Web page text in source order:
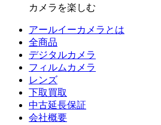
カメラを楽しむ
アールイーカメラとは
全商品
デジタルカメラ
フィルム カメラ
レンズ
下取買取
中古延長保証
会社概要